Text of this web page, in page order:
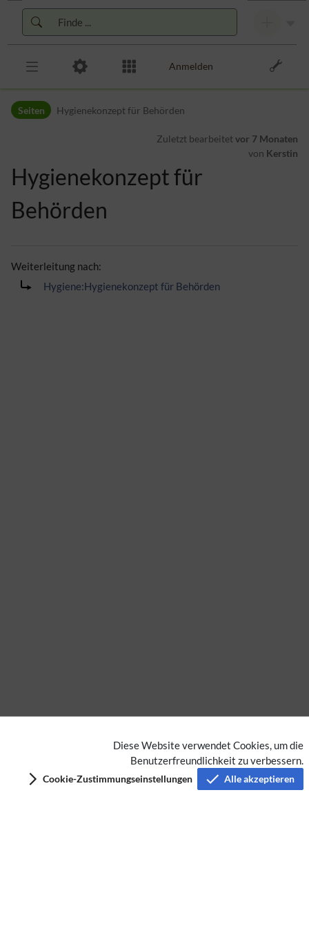
Diese Website verwendet Cookies, um die
Benutzerfreundlichkeit zu verbessern.
Cookie-Zustimmungseinstellungen Alle akzeptieren
Zur Kopfleiste
Zur Hauptnavigation
Zu den Seitenwerkzeugen
Anmelden
Seiten Hygienekonzept für Behörden
Zuletzt bearbeitetvor 7 Monaten
von Kerstin
Hygienekonzept für
Behörden
Weiterleitung nach:
Hygiene:Hygienekonzept für Behörden
Keine Kategorien vergeben